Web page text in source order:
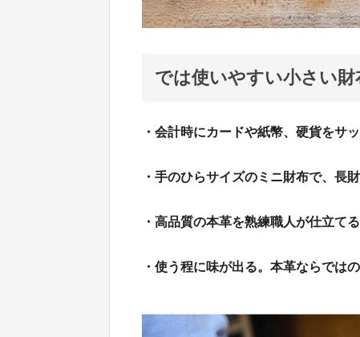
では使いやすい小さい
・会計時にカードや紙幣、硬貨をサ
・手のひらサイズのミニ財布で、長
・高品質の本革を熟練職人が仕立て
・使う程に味が出る。本革ならでは